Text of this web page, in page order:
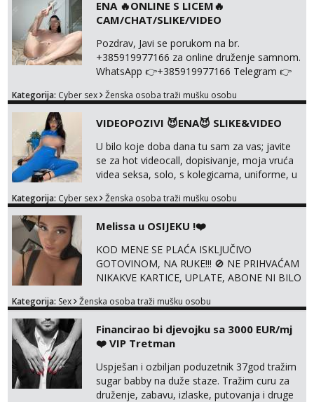
ENA 🔥ONLINE S LICEM🔥
CAM/CHAT/SLIKE/VIDEO
Pozdrav, Javi se porukom na br.
+385919977166 za online druženje samnom.
WhatsApp 👉+385919977166 Telegram 👉
solo i s partnerom, kolegicama
haljine, štikle, samostojeće itd. Nudim
svakakva videa seksa, pušenje, razne
lokacije, suradnje s kolegicama, fetiši..
Dopisivanje i slike također radim. NIŠTA UŽI...
Kategorija: Cyber sex Ženska osoba traži mušku osobu
VIDEOPOZIVI 😈ENA😈 SLIKE&VIDEO
U bilo koje doba dana tu sam za vas; javite
se za hot videocall, dopisivanje, moja vruća
videa seksa, solo, s kolegicama, uniforme, u
+385919977166 Telegram 👉
UŽIVO
Kategorija: Cyber sex Ženska osoba traži mušku osobu
Melissa u OSIJEKU !❤️
KOD MENE SE PLAĆA ISKLJUČIVO
GOTOVINOM, NA RUKE!!! 🚫 NE PRIHVAĆAM
NIKAKVE KARTICE, UPLATE, ABONE NI BILO
SAMO GOTOVINA!!! Moje fotografije su
za dopisivanja Za dogovor mi piši direktno na
WhatsApp – ako znaš što želiš, bit će ti
nagrađeno.
Kategorija: Sex Ženska osoba traži mušku osobu
Financirao bi djevojku sa 3000 EUR/mj
❤️ VIP Tretman
Uspješan i ozbiljan poduzetnik 37god tražim
sugar babby na duže staze. Tražim curu za
druženje, zabavu, izlaske, putovanja i druge